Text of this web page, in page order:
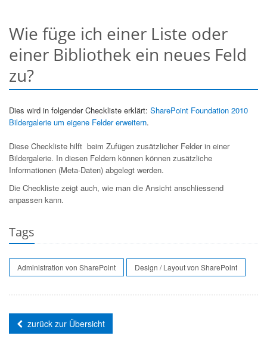
Wie füge ich einer Liste oder
einer Bibliothek ein neues Feld
zu?
Dies wird in folgender Checkliste erklärt: SharePoint Foundation 2010
Bildergalerie um eigene Felder erweitern.
Diese Checkliste hilft beim Zufügen zusätzlicher Felder in einer
Bildergalerie. In diesen Feldern können können zusätzliche
Informationen (Meta-Daten) abgelegt werden.
Die Checkliste zeigt auch, wie man die Ansicht anschliessend
anpassen kann.
Tags
Administration von SharePoint Design / Layout von SharePoint
zurück zur Übersicht